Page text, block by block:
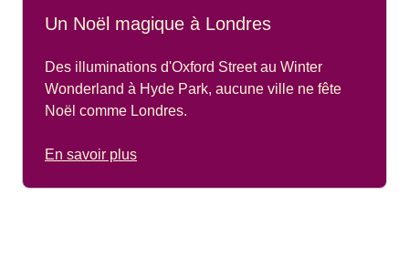
Un Noël magique à Londres
Des illuminations d'Oxford Street au Winter
Wonderland à Hyde Park, aucune ville ne fête
Noël comme Londres.
En savoir plus